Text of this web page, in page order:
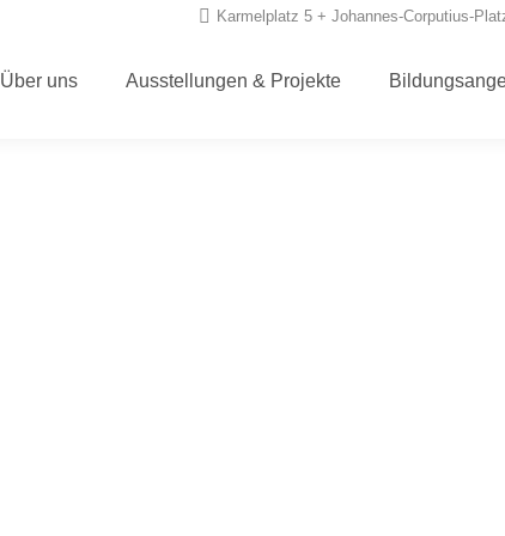
Karmelplatz 5 + Johannes-Corputius-
Über uns Ausstellungen & Projekte